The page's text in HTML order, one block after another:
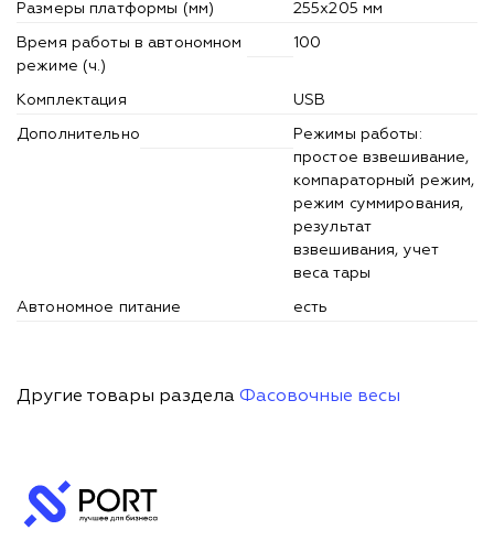
Размеры платформы (мм) 255x205 мм
Время работы в автономном
режиме (ч.)
100
Комплектация USB
Дополнительно
Режимы работы:
простое взвешивание,
компараторный режим,
режим суммирования,
результат
взвешивания, учет
веса тары
Автономное питание есть
Другие товары раздела Фасовочные весы